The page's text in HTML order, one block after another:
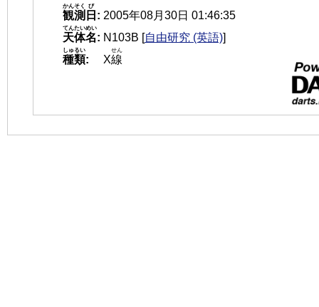
観測
かんそく
日
び
: 2005年08月30日 01:46:35
天体名
てんたいめい
: N103B [自由研究 (英語)]
種類
しゅるい
: X線
せん